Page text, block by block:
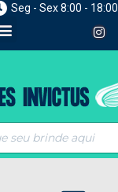
Seg - Sex 8:00 - 18:00